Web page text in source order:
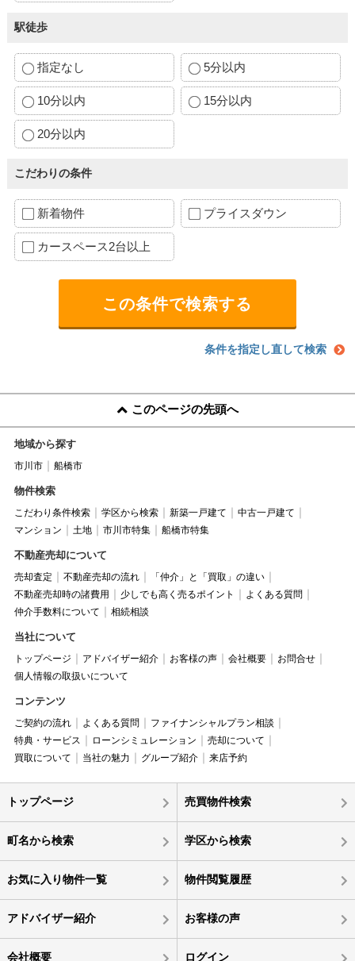
駅徒歩
指定なし 5分以内
10分以内 15分以内
20分以内
こだわりの条件
新着物件 プライスダウン
カースペース2台以上
条件を指定し直して検索
このページの先頭へ
地域から探す
市川市 船橋市
物件検索
こだわり条件検索 学区から検索 新築一戸建て
中古一戸建て
マンション
土地 市川市特集 船橋市特集
不動産売却について
売却査定 不動産売却の流れ
「仲介」と「買取」の違い
不動産売却時の諸費用
少しでも高く売るポイント
よくある質問
仲介手数料について
相続相談
当社について
トップページ アドバイザー紹介 お客様の声 会社概要
お問合せ
個人情報の取扱いについて
コンテンツ
ご契約の流れ よくある質問
ファイナンシャルプラン相談
特典・サービス
ローンシミュレーション
売却について
買取について
当社の魅力 グループ紹介 来店予約
トップページ 売買物件検索
町名から検索 学区から検索
お気に入り物件一覧 物件閲覧履歴
アドバイザー紹介 お客様の声
会社概要 ログイン